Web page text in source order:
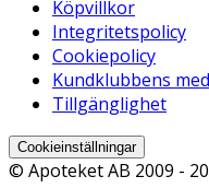
Köpvillkor
Integritetspolicy
Cookiepolicy
Kundklubbens
Tillgänglighet
Cookieinställningar
© Apoteket AB 2009 -